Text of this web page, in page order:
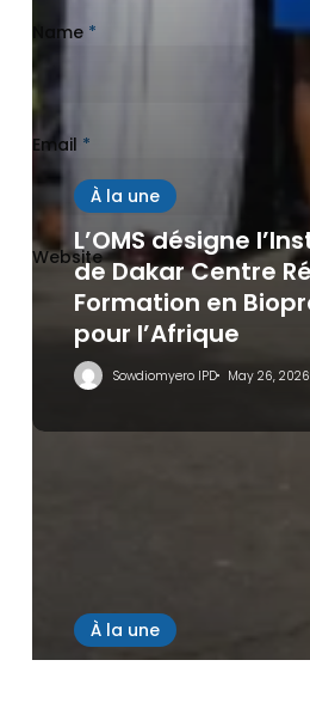
À la une
L’OMS désigne
de Dakar Centre
Formation en
pour l’Afrique
Sowdiomyero IPD May 26, 2026
À la une
Name *
Email *
Website
for the next time I comment.